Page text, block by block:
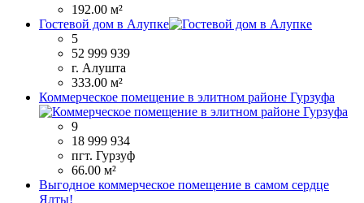
192.00 м²
Гостевой дом в Алупке
5
52 999 939
г. Алушта
333.00 м²
Коммерческое помещение в элитном районе Гурзуфа
9
18 999 934
пгт. Гурзуф
66.00 м²
Выгодное коммерческое помещение в самом сердце
Ялты!